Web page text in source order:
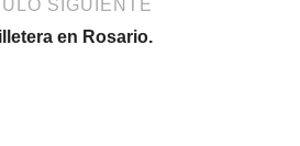
SIGUIENTE
en Rosario.